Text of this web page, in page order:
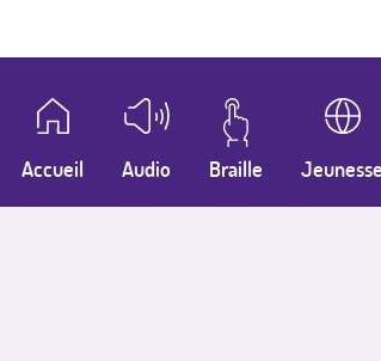
Accueil Audio Braille Jeunesse